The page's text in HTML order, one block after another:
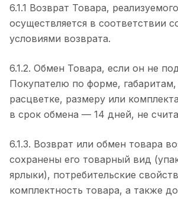
6.1.1 Возврат Товара,
осуществляется в соответствии
условиями возврата.
6.1.2. Обмен Товара, если он не
Покупателю по форме,
расцветке, размеру или
в срок обмена — 14 дней, не
6.1.3. Возврат или обмен товара
сохранены его товарный вид
ярлыки), потребительские
комплектность товара, а также